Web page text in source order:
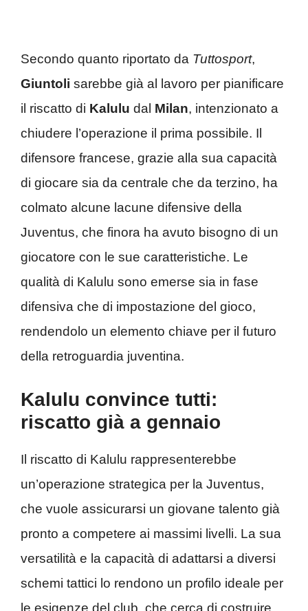
Secondo quanto riportato da Tuttosport,
Giuntoli sarebbe già al lavoro per pianificare
il riscatto di Kalulu dal Milan, intenzionato a
chiudere l’operazione il prima possibile. Il
difensore francese, grazie alla sua capacità
di giocare sia da centrale che da terzino, ha
colmato alcune lacune difensive della
Juventus, che finora ha avuto bisogno di un
giocatore con le sue caratteristiche. Le
qualità di Kalulu sono emerse sia in fase
difensiva che di impostazione del gioco,
rendendolo un elemento chiave per il futuro
della retroguardia juventina.
Kalulu convince tutti:
riscatto già a gennaio
Il riscatto di Kalulu rappresenterebbe
un’operazione strategica per la Juventus,
che vuole assicurarsi un giovane talento già
pronto a competere ai massimi livelli. La sua
versatilità e la capacità di adattarsi a diversi
schemi tattici lo rendono un profilo ideale per
le esigenze del club, che cerca di costruire